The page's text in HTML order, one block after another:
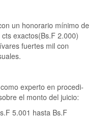
un honorario mínimo de
exactos(Bs.F 2.000)
fuertes mil con
experto en procedi-
el monto del juicio:
5.001 hasta Bs.F